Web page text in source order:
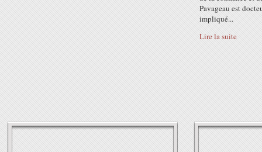
Pavageau est
impliqué...
Lire la suite